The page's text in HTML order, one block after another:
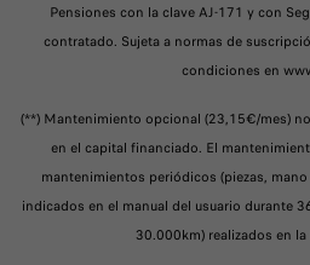
Pensiones con la clave AJ-171 y con
contratado. Sujeta a normas de
condiciones en
(**) Mantenimiento opcional (23,15€/mes)
en el capital financiado. El
mantenimientos periódicos (piezas,
indicados en el manual del usuario durante
30.000km) realizados en